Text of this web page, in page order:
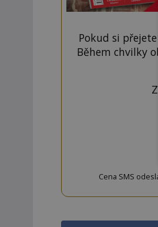
Pokud si
Během chvilky
Cena SMS